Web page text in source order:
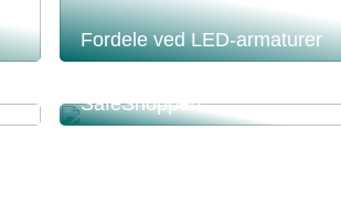
Fordele ved LED-armaturer
SafeShoppen